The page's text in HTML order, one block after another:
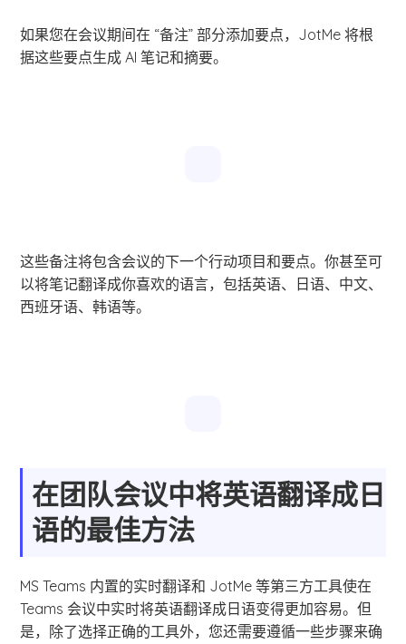
如果您在会议期间在 “备注” 部分添加要点，JotMe 将根
据这些要点生成 AI 笔记和摘要。
这些备注将包含会议的下一个行动项目和要点。你甚至可
以将笔记翻译成你喜欢的语言，包括英语、日语、中文、
西班牙语、韩语等。
在团队会议中将英语翻译成日
语的最佳方法
MS Teams 内置的实时翻译和 JotMe 等第三方工具使在
Teams 会议中实时将英语翻译成日语变得更加容易。但
是，除了选择正确的工具外，您还需要遵循一些步骤来确